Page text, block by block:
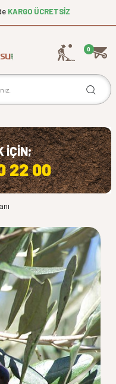
KARGO ÜCRETSİZ
0
İÇİN;
22 00